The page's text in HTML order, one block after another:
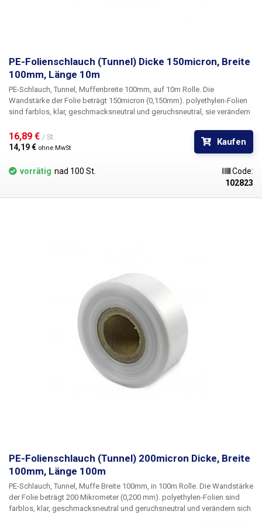
PE-Folienschlauch (Tunnel) Dicke 150micron, Breite
100mm, Länge 10m
PE-Schlauch, Tunnel, Muffenbreite 100mm, auf 10m Rolle. Die
Wandstärke der Folie beträgt 150micron (0,150mm). polyethylen-Folien
sind farblos, klar, geschmacksneutral und geruchsneutral, sie verändern
langlebig, flexibel, leicht schweißbar durch Hitze, frost- und
feuchtigkeitsbeständig. Die Folie eignet sich für die Herstellung von
Beuteln, Taschen und Verpackungen jeglicher Waren. PE-Folien sind
gesundheitlich unbedenklich, 100% recycelbar, für
Lebensmittelverpackungen geeignet (Zertifikat vorhanden) und erfüllen
Slg. (Verpackungsgesetz). Ideal zum Schweißen mit allen
16,89 € / St.
14,19 € ohne MwSt
Kaufen
vorrätig nad 100 St.
Code:
102823
PE-Folienschlauch (Tunnel) 200micron Dicke, Breite
100mm, Länge 100m
PE-Schlauch, Tunnel, Muffe Breite 100mm, in 100m Rolle. Die Wandstärke
der Folie beträgt 200 Mikrometer (0,200 mm). polyethylen-Folien sind
farblos, klar, geschmacksneutral und geruchsneutral und verändern sich